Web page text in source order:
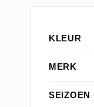
KLEUR
MERK
SEIZOEN